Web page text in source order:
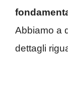
Abbiamo a
dettagli